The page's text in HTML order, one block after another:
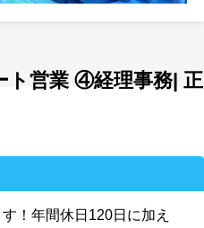
ト営業 ④経理事務| 正
！年間休日120日に加え